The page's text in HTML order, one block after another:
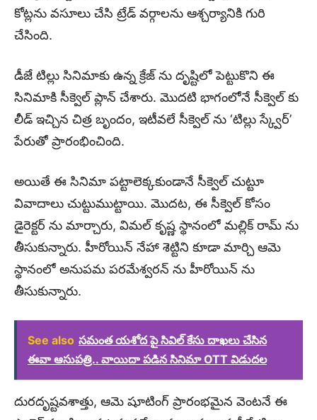
కోట్లను వసూలు చేసి ట్రేడ్ వర్గాలను ఆశ్చర్యానికి గురి
చేసింది.
డీజే టిల్లు సినిమాకు ఉన్న క్రేజ్ ను దృష్టిలో పెట్టుకొని ఈ
సినిమాకి సీక్వెల్ ప్లాన్ చేశారు. మొదటి భాగంలోనే సీక్వెల్ కు
లీడ్ ఇచ్చిన చిత్ర బృందం, ఇటీవలే సీక్వెల్ ను ‘టిల్లు స్క్వేర్’
పేరుతో ప్రారంభించింది.
అయితే ఈ సినిమా పట్టాలెక్కకుండానే సీక్వెల్ చుట్టూ
వివాదాలు చుట్టుముట్టాయి. మొదట, ఈ సీక్వెల్ కోసం
డైరెక్టర్ ను మార్చారు, విమల్ కృష్ణ స్థానంలో మల్లిక్ రామ్ ను
తీసుకున్నారు. హీరోయిన్ నేహా శెట్టిని కూడా మార్చి ఆమె
స్థానంలో అనుపమ పరమేశ్వరన్ ను హీరోయిన్ ను
తీసుకున్నారు.
See also సమంత యశోద పై సివిల్ కేసు దాఖలు చేసిన
ఈవా ఆసుపత్రి.. వాయిదా పడిన సినిమా OTT విడుదల
దురదృష్టవశాత్తు, ఆమె షూటింగ్ ప్రారంభమైన వెంటనే ఈ